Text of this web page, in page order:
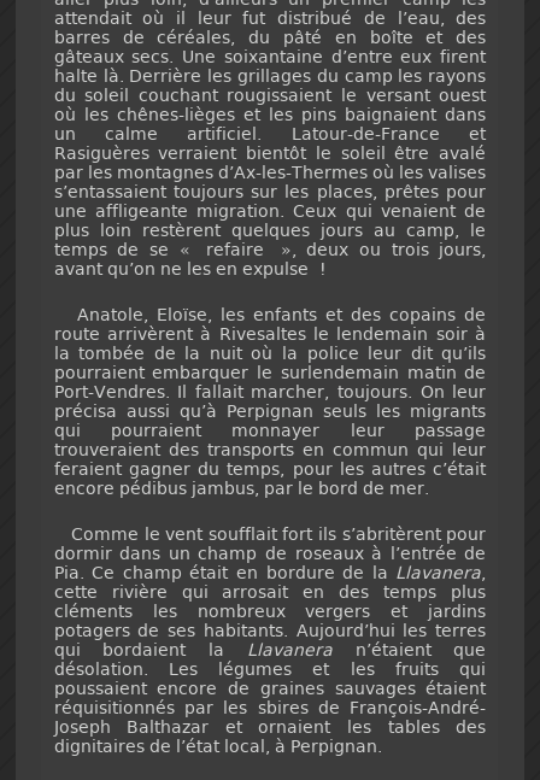
attendait où il leur fut distribué de l’eau, des
barres de céréales, du pâté en boîte et des
gâteaux secs. Une soixantaine d’entre eux firent
halte là. Derrière les grillages du camp les rayons
du soleil couchant rougissaient le versant ouest
où les chênes-lièges et les pins baignaient dans
un calme artificiel. Latour-de-France et
Rasiguères verraient bientôt le soleil être avalé
par les montagnes d’Ax-les-Thermes où les valises
s’entassaient toujours sur les places, prêtes pour
une affligeante migration. Ceux qui venaient de
plus loin restèrent quelques jours au camp, le
temps de se « refaire », deux ou trois jours,
avant qu’on ne les en expulse !
Anatole, Eloïse, les enfants et des copains de
route arrivèrent à Rivesaltes le lendemain soir à
la tombée de la nuit où la police leur dit qu’ils
pourraient embarquer le surlendemain matin de
Port-Vendres. Il fallait marcher, toujours. On leur
précisa aussi qu’à Perpignan seuls les migrants
qui pourraient monnayer leur passage
trouveraient des transports en commun qui leur
feraient gagner du temps, pour les autres c’était
encore pédibus jambus, par le bord de mer.
Comme le vent soufflait fort ils s’abritèrent pour
dormir dans un champ de roseaux à l’entrée de
Pia. Ce champ était en bordure de la Llavanera
cette rivière qui arrosait en des temps plus
cléments les nombreux vergers et jardins
potagers de ses habitants. Aujourd’hui les terres
qui bordaient la Llavaneran’étaient que
désolation. Les légumes et les fruits qui
poussaient encore de graines sauvages étaient
réquisitionnés par les sbires de François-André-
Joseph Balthazar et ornaient les tables des
dignitaires de l’état local, à Perpignan.